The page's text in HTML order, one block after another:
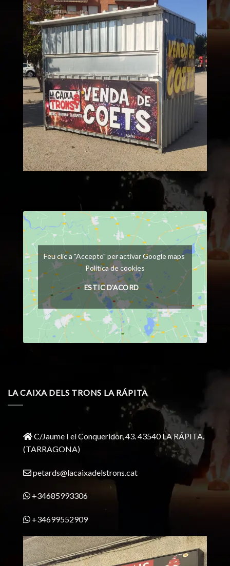
Feu clic a "Accepto" per activar Google maps
Política de cookies
ESTIC D'ACORD
LA CAIXA DELS TRONS LA RÁPITA
C/Jaume I el Conqueridor, 43. 43540 LA RÁPITA.
(TARRAGONA)
petards@lacaixadelstrons.cat
+34685993306
+34699552909